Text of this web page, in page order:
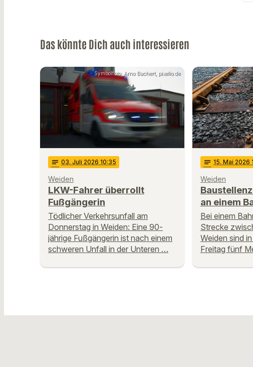
Das könnte Dich auch interessieren
Symbolfoto: Arno Bachert, pixelio.de
notes 03. Juli 2026 10:35
Weiden
LKW-Fahrer überrollt
Fußgängerin
Tödlicher Verkehrsunfall am
Donnerstag in Weiden: Eine 90-
jährige Fußgängerin ist nach einem
schweren Unfall in der Unteren …
notes 15. Mai 2026
Weiden
an einem
Bei einem
Strecke
Weiden sind
Freitag fünf